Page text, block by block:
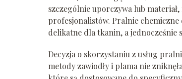
szczególnie uporczywa lub
profesjonalistów. Pralnie
delikatne dla tkanin, a
Decyzja o skorzystaniu z usług
metody zawiodły i plama nie